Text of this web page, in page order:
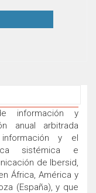
información y
anual arbitrada
y el
sistémica e
de Ibersid,
África, América y
(España), y que